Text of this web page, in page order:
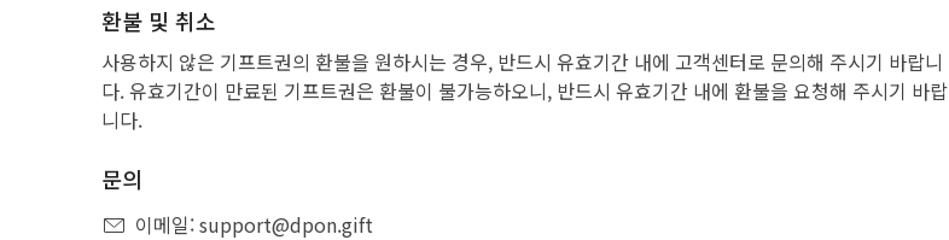
환불 및 취소
사용하지 않은 기프트권의 환불을 원하시는 경우, 반드시 유효기간 내에 고객센터로 문의해 주시기 바랍니
다. 유효기간이 만료된 기프트권은 환불이 불가능하오니, 반드시 유효기간 내에 환불을 요청해 주시기 바랍
니다.
문의
이메일: support@dpon.gift